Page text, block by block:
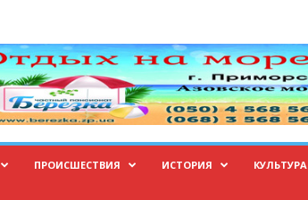
ПРОИСШЕСТВИЯ ИСТОРИЯ КУЛЬТУРА